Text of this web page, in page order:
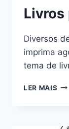
Livros
Diversos
imprima
tema de
LER MAIS